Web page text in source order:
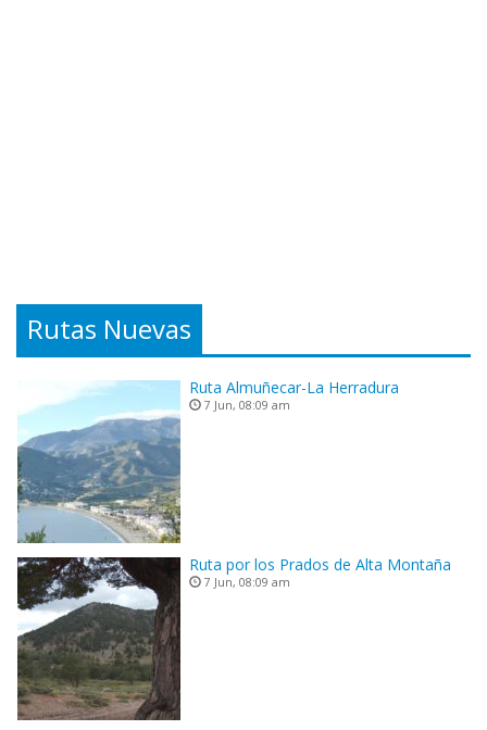
Rutas Nuevas
Ruta Almuñecar-La Herradura
7 Jun, 08:09 am
Ruta por los Prados de Alta Montaña
7 Jun, 08:09 am